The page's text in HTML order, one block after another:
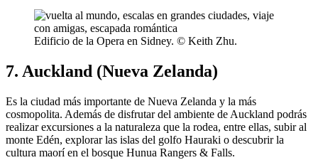
Edificio de la Opera en Sidney. © Keith Zhu.
7. Auckland (Nueva Zelanda)
Es la ciudad más importante de Nueva Zelanda y la más
cosmopolita. Además de disfrutar del ambiente de Auckland podrás
realizar excursiones a la naturaleza que la rodea, entre ellas, subir al
monte Edén, explorar las islas del golfo Hauraki o descubrir la
cultura maorí en el bosque Hunua Rangers & Falls.